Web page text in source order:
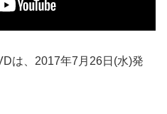
は、2017年7月26日(水)発